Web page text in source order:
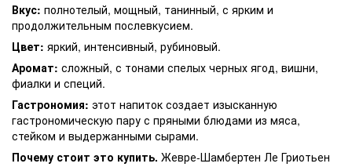
Вкус: полнотелый, мощный, танинный, с ярким и
продолжительным послевкусием.
Цвет: яркий, интенсивный, рубиновый.
Аромат: сложный, с тонами спелых черных ягод, вишни,
фиалки и специй.
Гастрономия: этот напиток создает изысканную
гастрономическую пару с пряными блюдами из мяса,
стейком и выдержанными сырами.
Почему стоит это купить. Жевре-Шамбертен Ле Гриотьен